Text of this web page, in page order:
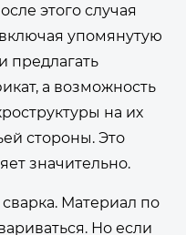
этого случая
упомянутую
предлагать
а возможность
на их
стороны. Это
значительно.
Материал по
Но если